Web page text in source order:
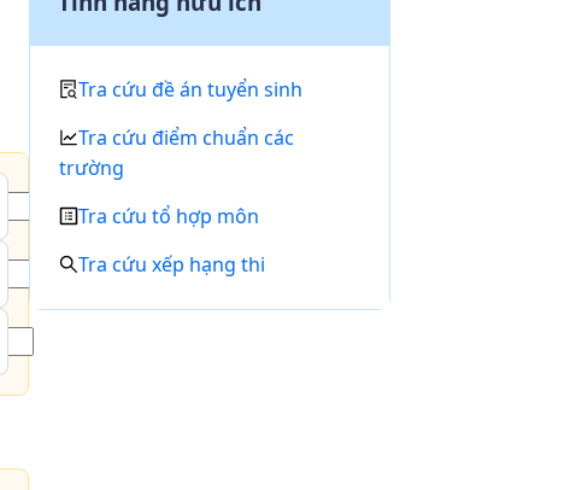
Tra cứu đề án tuyển sinh
Tra cứu điểm chuẩn các
trường
Tra cứu tổ hợp môn
Tra cứu xếp hạng thi